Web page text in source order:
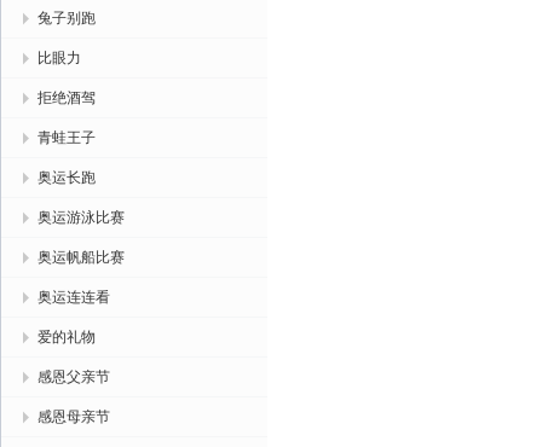
兔子别跑
比眼力
拒绝酒驾
青蛙王子
奥运长跑
奥运游泳比赛
奥运帆船比赛
奥运连连看
爱的礼物
感恩父亲节
感恩母亲节